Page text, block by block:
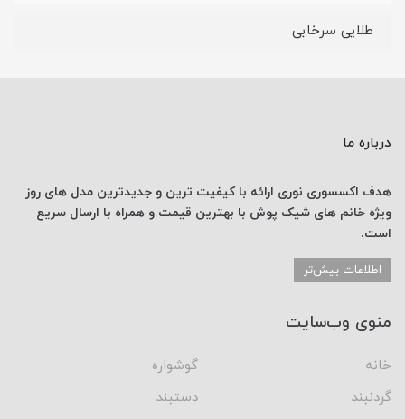
طلایی سرخابی
درباره ما
هدف اکسسوری نوری ارائه با کیفیت ترین و جدیدترین مدل های روز
ویژه خانم های شیک پوش با بهترین قیمت و همراه با ارسال سریع
است.
اطلاعات بیش‌تر
منوی وب‌سایت
خانه
گوشواره
گردنبند
دستبند